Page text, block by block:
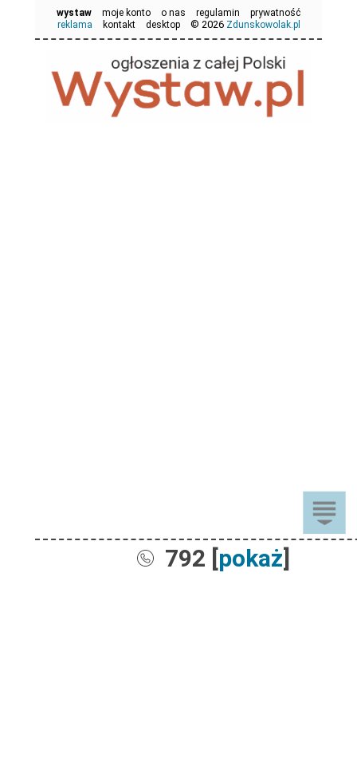
792 [pokaż]
wystaw moje konto o nas regulamin
prywatność
reklama
kontakt desktop © 2026 Zdunskowolak.pl